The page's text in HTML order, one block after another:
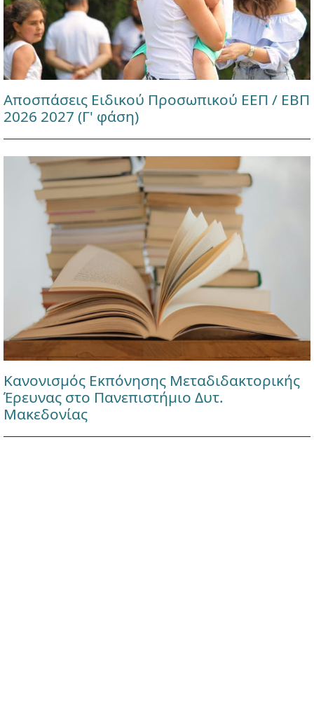
Αποσπάσεις Ειδικού Προσωπικού ΕΕΠ / ΕΒΠ
2026 2027 (Γ' φάση)
Κανονισμός Εκπόνησης Μεταδιδακτορικής
Έρευνας στο Πανεπιστήμιο Δυτ.
Μακεδονίας